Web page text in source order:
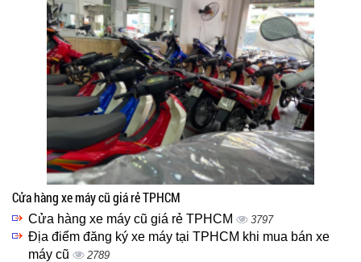
Cửa hàng xe máy cũ giá rẻ TPHCM
Cửa hàng xe máy cũ giá rẻ TPHCM 3797
Địa điểm đăng ký xe máy tại TPHCM khi mua bán xe
máy cũ
2789